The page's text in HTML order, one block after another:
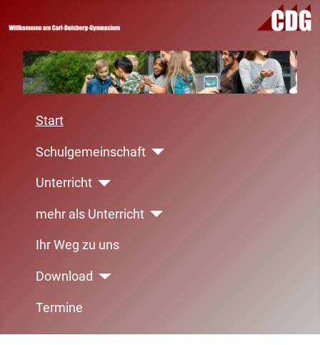
Start
Schulgemeinschaft
Unterricht
mehr als Unterricht
Ihr Weg zu uns
Download
Termine